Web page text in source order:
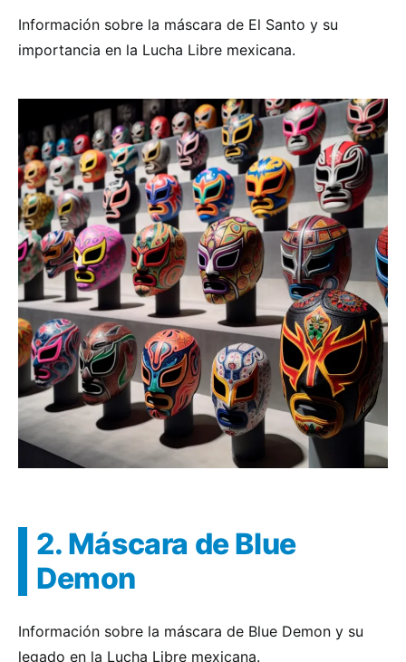
Información sobre la máscara de El Santo y su
importancia en la Lucha Libre mexicana.
2. Máscara de Blue
Demon
Información sobre la máscara de Blue Demon y su
legado en la Lucha Libre mexicana.